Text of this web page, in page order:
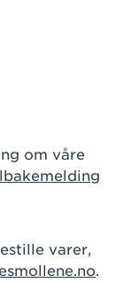
om våre
varer,
.